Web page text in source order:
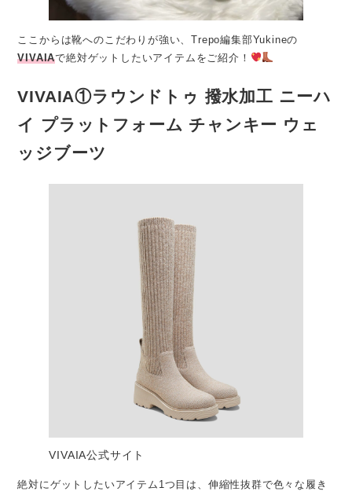
ここからは靴へのこだわりが強い、Trepo編集部Yukineの
VIVAIAで絶対ゲットしたいアイテムをご紹介！
VIVAIA①ラウンドトゥ 撥水加工 ニーハ
イ プラットフォーム チャンキー ウェ
ッジブーツ
VIVAIA公式サイト
絶対にゲットしたいアイテム1つ目は、伸縮性抜群で色々な履き